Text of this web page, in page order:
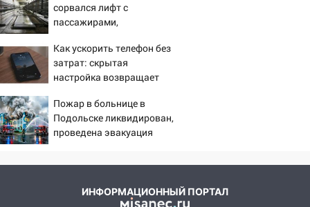
13:17
Непогода в Ульяновске не
закончится сегодня: сильные ливни
сохранятся 9 августа
13:15
Трижды «брал в долг» без спроса:
житель Вешкаймского района похитил у
знакомого 191 тысячу рублей
13:14
Ураган оторвал светофор на
проспекте Филатова в Ульяновске
13:12 Дерево пробило крышу дома на
Новгородской в Ульяновске и рухнуло
на электрощит
сорвался лифт с
пассажирами,
человека
Как ускорить телефон без
затрат: скрытая
настройка возвращает
Пожар в больнице в
Подольске ликвидирован,
проведена эвакуация
ИНФОРМАЦИОННЫЙ ПОРТАЛ